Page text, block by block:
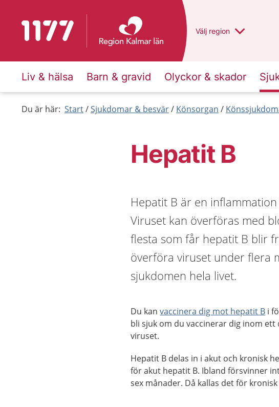
Till startsidan för 1177 Du har valt region
Välj en annan
region
Liv & hälsa Barn & gravid Olyckor & skador
Du är här: Start Sjukdomar & besvär Könsorgan
Hepatit B
Hepatit B är en
Viruset kan överföras med
flesta som får hepatit B blir
överföra viruset under flera
sjukdomen hela livet.
Du kanvaccinera dig mot hepatit B i
bli sjuk om du vaccinerar dig inom
viruset.
Hepatit B delas in i akut och kronisk
för akut hepatit B. Ibland försvinner
sex månader. Då kallas det för